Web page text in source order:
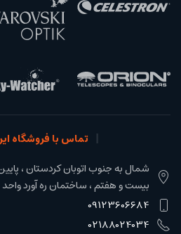
تماس با فروشگاه
شمال به جنوب اتوبان کردستان ،
بیست و هفتم ، ساختمان ره آورد واحد 4
09123606684
02188024034